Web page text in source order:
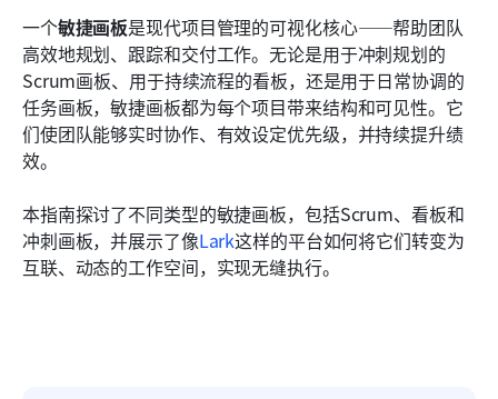
一个敏捷画板是现代项目管理的可视化核心——帮助团队
高效地规划、跟踪和交付工作。无论是用于冲刺规划的
Scrum画板、用于持续流程的看板，还是用于日常协调的
任务画板，敏捷画板都为每个项目带来结构和可见性。它
们使团队能够实时协作、有效设定优先级，并持续提升绩
效。
本指南探讨了不同类型的敏捷画板，包括Scrum、看板和
冲刺画板，并展示了像Lark这样的平台如何将它们转变为
互联、动态的工作空间，实现无缝执行。
在 Lark 中构建敏捷画板：从规划到交付
使用敏捷画板的主要优势
结论
常见问题